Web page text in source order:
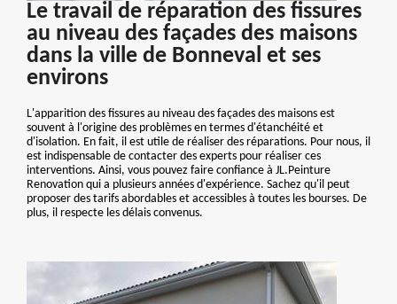
Le travail de réparation des fissures
au niveau des façades des maisons
dans la ville de Bonneval et ses
environs
L'apparition des fissures au niveau des façades des maisons est
souvent à l'origine des problèmes en termes d'étanchéité et
d'isolation. En fait, il est utile de réaliser des réparations. Pour nous, il
est indispensable de contacter des experts pour réaliser ces
interventions. Ainsi, vous pouvez faire confiance à JL.Peinture
Renovation qui a plusieurs années d'expérience. Sachez qu'il peut
proposer des tarifs abordables et accessibles à toutes les bourses. De
plus, il respecte les délais convenus.